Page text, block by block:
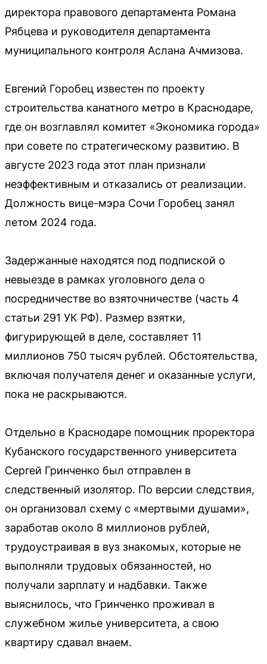
директора правового департамента Романа
Рябцева и руководителя департамента
муниципального контроля Аслана Ачмизова.
Евгений Горобец известен по проекту
строительства канатного метро в Краснодаре,
где он возглавлял комитет «Экономика города»
при совете по стратегическому развитию. В
августе 2023 года этот план признали
неэффективным и отказались от реализации.
Должность вице-мэра Сочи Горобец занял
летом 2024 года.
Задержанные находятся под подпиской о
невыезде в рамках уголовного дела о
посредничестве во взяточничестве (часть 4
статьи 291 УК РФ). Размер взятки,
фигурирующей в деле, составляет 11
миллионов 750 тысяч рублей. Обстоятельства,
включая получателя денег и оказанные услуги,
пока не раскрываются.
Отдельно в Краснодаре помощник проректора
Кубанского государственного университета
Сергей Гринченко был отправлен в
следственный изолятор. По версии следствия,
он организовал схему с «мертвыми душами»,
заработав около 8 миллионов рублей,
трудоустраивая в вуз знакомых, которые не
выполняли трудовых обязанностей, но
получали зарплату и надбавки. Также
выяснилось, что Гринченко проживал в
служебном жилье университета, а свою
квартиру сдавал внаем.